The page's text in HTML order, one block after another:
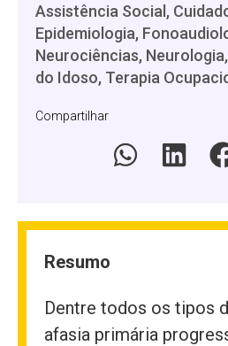
Assistência Social,
Epidemiologia,
Neurociências,
do Idoso, Terapia
Compartilhar
Resumo
Dentre todos os tipos
afasia primária